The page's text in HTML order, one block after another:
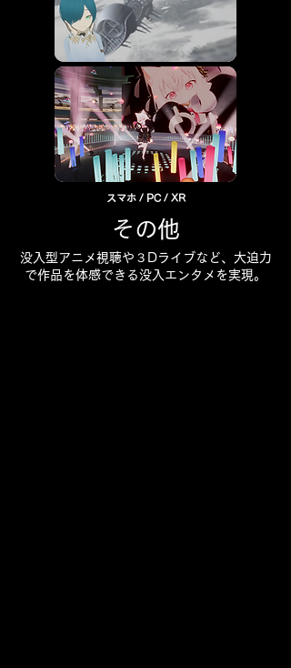
スマホ / PC / XR
その他
没入型アニメ視聴や３Dライブなど、大迫力
で作品を体感できる​没入エンタメを実現。